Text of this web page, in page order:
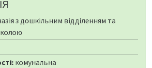
з дошкільним відділенням та
комунальна